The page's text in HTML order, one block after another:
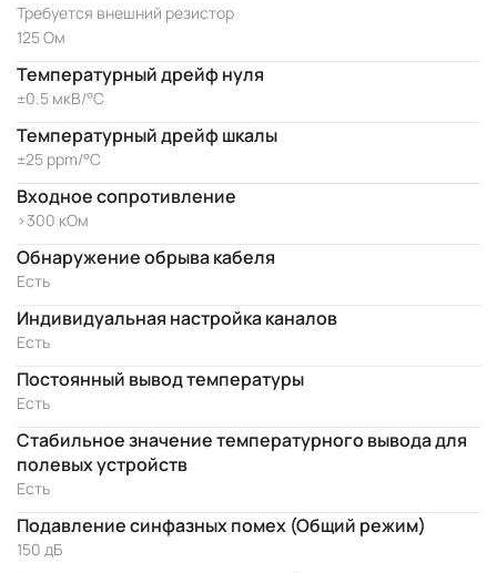
Требуется внешний резистор
125 Ом
Температурный дрейф нуля
±0.5 мкВ/°C
Температурный дрейф шкалы
±25 ppm/°C
Входное сопротивление
>300 кОм
Обнаружение обрыва кабеля
Есть
Индивидуальная настройка каналов
Есть
Постоянный вывод температуры
Есть
Стабильное значение температурного вывода для
полевых устройств
Есть
Подавление синфазных помех (Общий режим)
150 дБ